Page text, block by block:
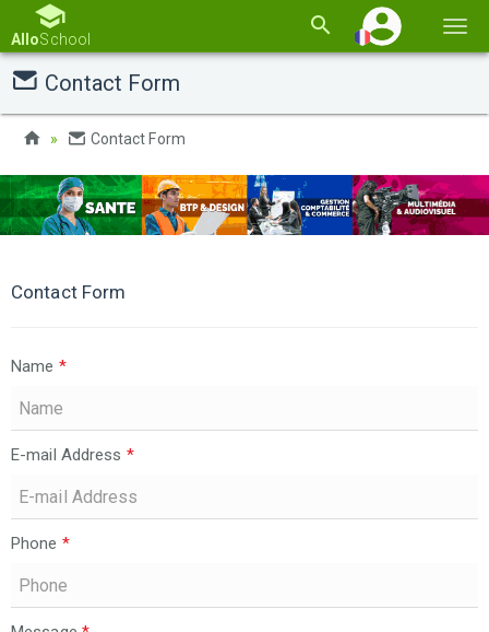
la
AlloSchool
Contact Form
Contact Form
Contact Form
Name *
E-mail Address *
Phone *